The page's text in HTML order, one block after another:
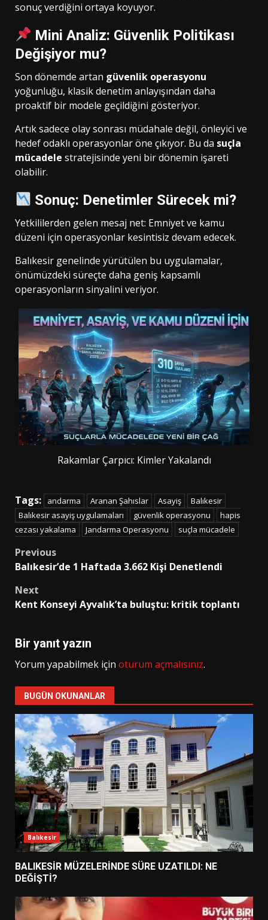
sonuç verdiğini ortaya koyuyor.
Mini Analiz: Güvenlik Politikası
Değişiyor mu?
Son dönemde artan güvenlik operasyonu
yoğunluğu, klasik denetim anlayışından daha
proaktif bir modele geçildiğini gösteriyor.
Artık sadece olay sonrası müdahale değil, önleyici ve
hedef odaklı operasyonlar öne çıkıyor. Bu da suçla
mücadele stratejisinde yeni bir dönemin işareti
olabilir.
Sonuç: Denetimler Sürecek mi?
Yetkililerden gelen mesaj net: Emniyet ve kamu
düzeni için operasyonlar kesintisiz devam edecek.
Balıkesir genelinde yürütülen bu uygulamalar,
önümüzdeki süreçte daha geniş kapsamlı
operasyonların sinyalini veriyor.
Rakamlar Çarpıcı: Kimler Yakalandı
Tags: andarma Aranan Şahıslar Asayiş
Balıkesir
Balıkesir asayiş uygulamaları
güvenlik operasyonu
hapis
cezası yakalama
Jandarma Operasyonu suçla mücadele
Post
Previous
Balıkesir’de 1 Haftada 3.662 Kişi Denetlendi
Next
Kent Konseyi Ayvalık’ta buluştu: kritik toplantı
Bir yanıt yazın
Yorum yapabilmek için oturum açmalısınız.
BUGÜN OKUNANLAR
Balıkesir
BALIKESİR MÜZELERİNDE SÜRE UZATILDI: NE
DEĞİŞTİ?